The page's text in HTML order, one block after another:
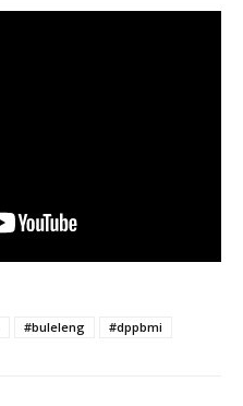
#buleleng #dppbmi